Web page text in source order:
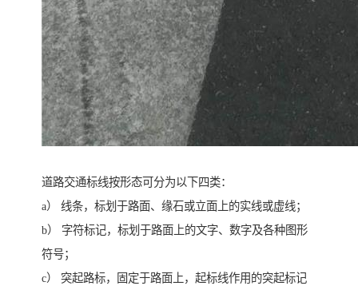
道路交通标线按形态可分为以下四类：
a） 线条，标划于路面、缘石或立面上的实线或虚线；
b） 字符标记，标划于路面上的文字、数字及各种图形
符号；
c） 突起路标，固定于路面上，起标线作用的突起标记